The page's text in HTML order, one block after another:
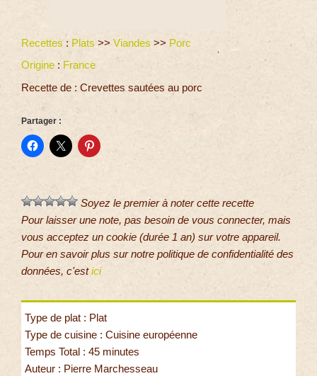
Recettes : Plats >> Viandes >> Porc
Origine : France
Recette de : Crevettes sautées au porc
Partager :
Soyez le premier à noter cette recette
Pour laisser une note, pas besoin de vous connecter, mais
vous acceptez un cookie (durée 1 an) sur votre appareil.
Pour en savoir plus sur notre politique de confidentialité des
données, c'estici
Type de plat : Plat
Type de cuisine : Cuisine européenne
Temps Total : 45 minutes
Auteur : Pierre Marchesseau